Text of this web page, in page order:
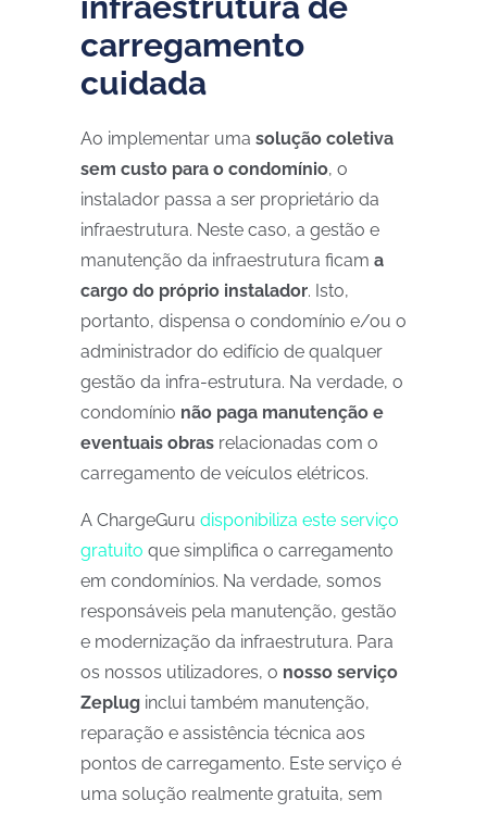
carregamento
cuidada
Ao implementar uma solução coletiva
sem custo para o condomínio, o
instalador passa a ser proprietário da
infraestrutura. Neste caso, a gestão e
manutenção da infraestrutura ficam a
cargo do próprio instalador. Isto,
portanto, dispensa o condomínio e/ou o
administrador do edifício de qualquer
gestão da infra-estrutura. Na verdade, o
condomínio não paga manutenção e
eventuais obras relacionadas com o
carregamento de veículos elétricos.
A ChargeGuru disponibiliza este serviço
gratuito que simplifica o carregamento
em condomínios. Na verdade, somos
responsáveis ​​pela manutenção, gestão
e modernização da infraestrutura. Para
os nossos utilizadores, o nosso serviço
Zeplug inclui também manutenção,
reparação e assistência técnica aos
pontos de carregamento. Este serviço é
uma solução realmente gratuita, sem